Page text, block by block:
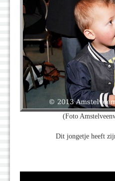
(Foto
Dit jongetje heeft